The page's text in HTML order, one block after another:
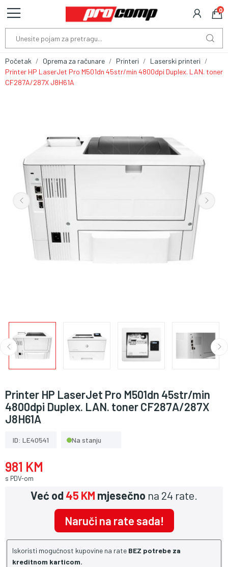
0
Početak Oprema za računare Printeri
Laserski printeri
Printer HP LaserJet Pro M501dn 45str/min 4800dpi Duplex. LAN. toner
CF287A/287X J8H61A
Printer HP LaserJet Pro M501dn 45str/min
4800dpi Duplex. LAN. toner CF287A/287X
J8H61A
ID: LE40541 Na stanju
981 KM
s PDV-om
Već od45 KM mjesečno na 24 rate.
Naruči na rate sada!
Iskoristi mogućnost kupovine na rate BEZ potrebe za
kreditnom karticom.